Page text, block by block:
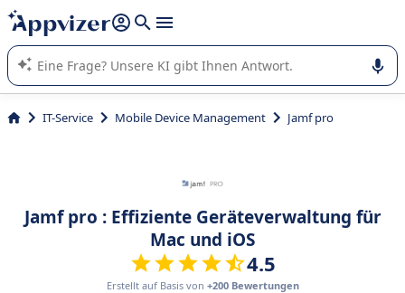
beantworten (mehrere Zeilen mit
Die KI von Appvizer führt Sie bei der Nutzung oder Auswahl
von SaaS-Software in Unternehmen.
IT-Service Mobile Device Management Jamf pro
Jamf pro : Effiziente Geräteverwaltung für
Mac und iOS
4.5
Erstellt auf Basis von +200 Bewertungen